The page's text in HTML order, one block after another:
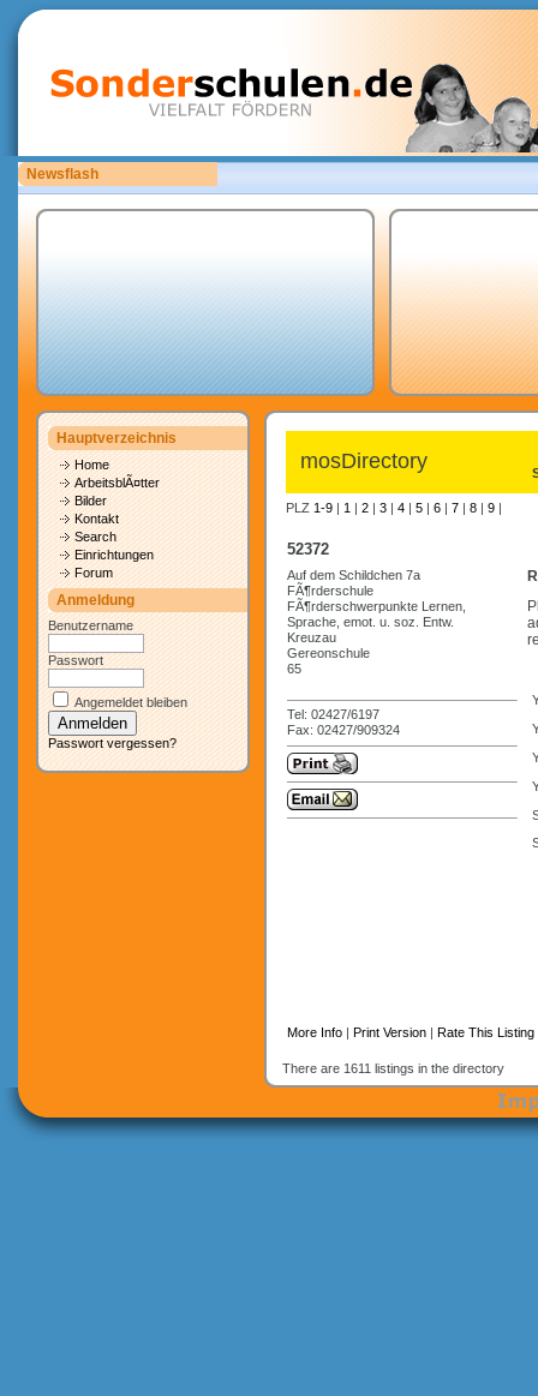
Newsflash
Bitte laden Sie eigene copyrightfreie Unterrichtsmaterialien hoch.
Hauptverzeichnis
Home
ArbeitsblÃ¤tter
Bilder
Kontakt
Search
Einrichtungen
Forum
Anmeldung
Benutzername
Passwort
Angemeldet bleiben
Passwort vergessen?
mosDirectory
PLZ 1-9 | 1 | 2 | 3 | 4 | 5 | 6 | 7 | 8 | 9 |
52372
Auf dem Schildchen 7a
FÃ¶rderschule
FÃ¶rderschwerpunkte Lernen,
Sprache, emot. u. soz. Entw.
Kreuzau
Gereonschule
65
Tel: 02427/6197
Fax: 02427/909324
More Info | Print Version | Rate This Listing
There are 1611 listings in the directory